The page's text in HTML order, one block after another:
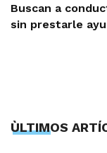
Buscan a
sin prestarle
ÙLTIMOS